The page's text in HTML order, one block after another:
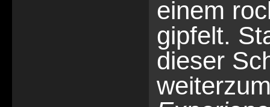
einem
gipfelt.
dieser